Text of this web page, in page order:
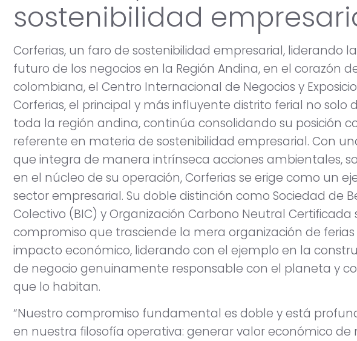
sostenibilidad
Corferias, un faro de sostenibilidad empresarial, liderando
futuro de los negocios en la Región Andina, en el corazón
colombiana, el Centro Internacional de Negocios y
Corferias, el principal y más influyente distrito ferial no solo
toda la región andina, continúa consolidando su posición
referente en materia de sostenibilidad empresarial. Con
que integra de manera intrínseca acciones ambientales,
en el núcleo de su operación, Corferias se erige como un
sector empresarial. Su doble distinción como Sociedad de
Colectivo (BIC) y Organización Carbono Neutral Certificada
compromiso que trasciende la mera organización de
impacto económico, liderando con el ejemplo en la
de negocio genuinamente responsable con el planeta y
que lo habitan.
“Nuestro compromiso fundamental es doble y está
en nuestra filosofía operativa: generar valor económico de